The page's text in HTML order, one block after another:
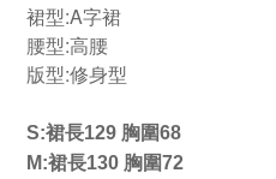
裙型:A字裙
腰型:高腰
版型:修身型
S:裙長129 胸圍68
M:裙長130 胸圍72